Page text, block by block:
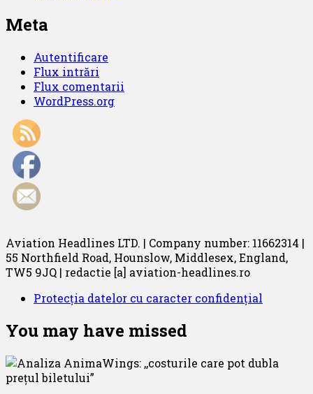
Meta
Autentificare
Flux intrări
Flux comentarii
WordPress.org
Aviation Headlines LTD. | Company number: 11662314 |
55 Northfield Road, Hounslow, Middlesex, England,
TW5 9JQ | redactie [a] aviation-headlines.ro
Protecția datelor cu caracter confidențial
You may have missed